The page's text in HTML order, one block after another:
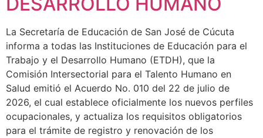
La Secretaría de Educación de San José de Cúcuta
informa a todas las Instituciones de Educación para el
Trabajo y el Desarrollo Humano (ETDH), que la
Comisión Intersectorial para el Talento Humano en
Salud emitió el Acuerdo No. 010 del 22 de julio de
2026, el cual establece oficialmente los nuevos perfiles
ocupacionales, y actualiza los requisitos obligatorios
para el trámite de registro y renovación de los